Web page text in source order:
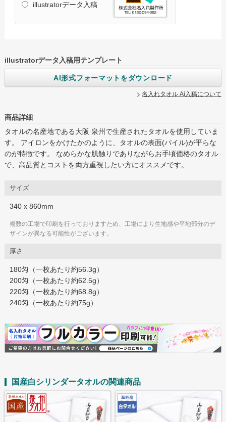
グループサイト
封筒印刷製作所
オリジナルうちわ製作所
お名前シール製作所
ログイン カート お問い合わせ
商品詳細
タオルの名産地である大阪 泉州で生産されたタオルを使用していま
す。 アイロンをかけたかのように、タオルの表面(パイル)が平らな
のが特徴です。 なめらかな肌触りでありながらお手頃価格のタオル
で、高品質とコストを両方重視したい方にオススメです。
サイズ
340 x 860mm
複数の工場で印刷を行っておりますため、工場により生地感や平地部分のデ
ザインが異なる可能性がございます。
厚さ
180匁（一枚あたり約56.3g）
200匁（一枚あたり約62.5g）
220匁（一枚あたり約68.8g）
240匁（一枚あたり約75g）
illustratorデータ入稿
illustratorデータ入稿用テンプレート
AI形式フォーマットをダウンロード
名入れタオル Ai入稿について
国産白シリンダータオルの関連商品